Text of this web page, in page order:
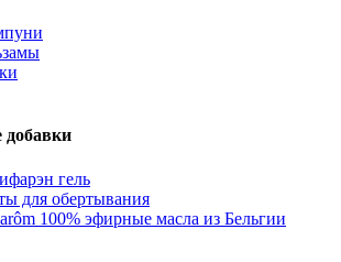
гель
для обертывания
100% эфирные масла из Бельгии